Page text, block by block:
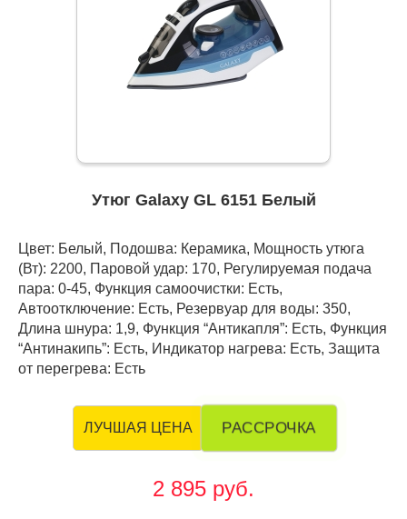
Утюг Galaxy GL 6151 Белый
Цвет: Белый, Подошва: Керамика, Мощность утюга
(Вт): 2200, Паровой удар: 170, Регулируемая подача
пара: 0-45, Функция самоочистки: Есть,
Автоотключение: Есть, Резервуар для воды: 350,
Длина шнура: 1,9, Функция “Антикапля”: Есть, Функция
“Антинакипь”: Есть, Индикатор нагрева: Есть, Защита
от перегрева: Есть
ЛУЧШАЯ ЦЕНА РАССРОЧКА
2 895 руб.